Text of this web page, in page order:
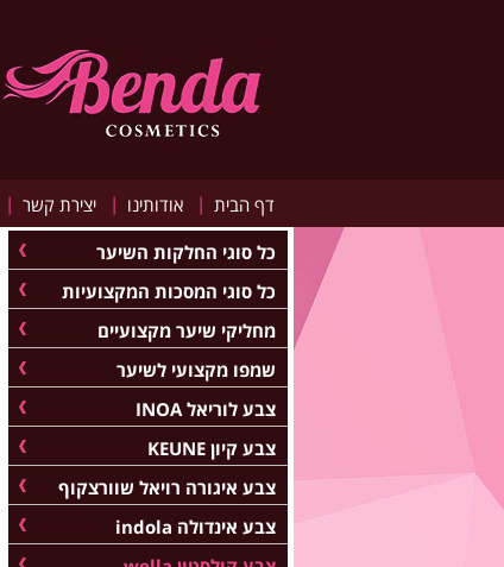
דף הבית | אודותינו | יצירת קשר |
כל סוגי החלקות השיער
כל סוגי המסכות המקצועיות
מחליקי שיער מקצועיים
שמפו מקצועי לשיער
צבע לוריאל INOA
צבע קיון KEUNE
צבע איגורה רויאל שוורצקוף
צבע אינדולה indola